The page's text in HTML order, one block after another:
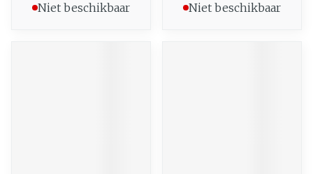
Niet beschikbaar Niet beschikbaar